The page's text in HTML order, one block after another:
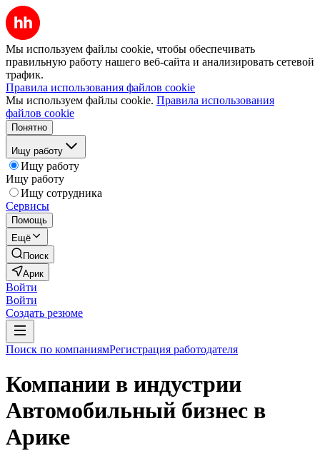
Мы используем файлы cookie, чтобы обеспечивать
правильную работу нашего веб-сайта и анализировать сетевой
трафик.
Правила использования файлов cookie
Мы используем файлы cookie. Правила использования
файлов cookie
Понятно
Ищу работу
Ищу работу
Ищу работу
Ищу сотрудника
Сервисы
Помощь
Ещё
Поиск
Арик
Войти
Войти
Создать резюме
Поиск по компаниямРегистрация работодателя
Компании в индустрии
Автомобильный бизнес в
Арике